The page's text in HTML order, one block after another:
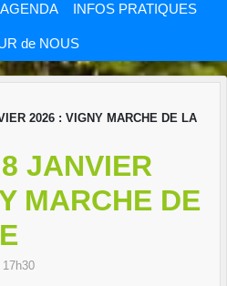
AGENDA INFOS PRATIQUES
de NOUS
2026 : VIGNY MARCHE DE LA
JANVIER
MARCHE DE